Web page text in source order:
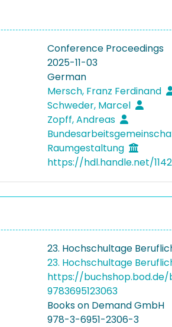
Conference Proceedings
2025-11-03
German
Mersch, Franz Ferdinand
Schweder, Marcel
Zopff, Andreas
Raumgestaltung
https://hdl.handle.net/
23. Hochschultage
23. Hochschultage
https://
9783695123063
Books on Demand GmbH
978-3-6951-2306-3